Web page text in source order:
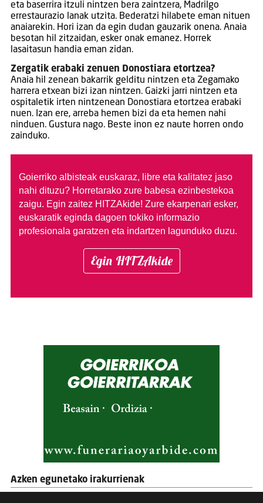
eta baserrira itzuli nintzen bera zaintzera, Madrilgo
errestaurazio lanak utzita. Bederatzi hilabete eman nituen
anaiarekin. Hori izan da egin dudan gauzarik onena. Anaia
besotan hil zitzaidan, esker onak emanez. Horrek
lasaitasun handia eman zidan.
Zergatik erabaki zenuen Donostiara etortzea?
Anaia hil zenean bakarrik gelditu nintzen eta Zegamako
harrera etxean bizi izan nintzen. Gaizki jarri nintzen eta
ospitaletik irten nintzenean Donostiara etortzea erabaki
nuen. Izan ere, arreba hemen bizi da eta hemen nahi
ninduen. Gustura nago. Beste inon ez naute horren ondo
zainduko.
Goierriko albisteak euskaraz, libre eta kalitatez jaso
nahi dituzu? Horretarako zure babesa ezinbestekoa
zaigu. Egin zaitez HITZAkide! Zure ekarpenari esker,
euskaratik eginda dagoen tokiko informazio
profesionala garatzen eta indartzen lagunduko duzu.
Egin HITZAkide
Azken egunetako irakurrienak